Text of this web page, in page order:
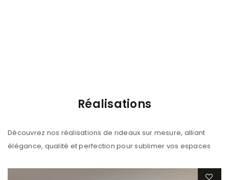
Réalisations
Découvrez nos réalisations de rideaux sur mesure, alliant
élégance, qualité et perfection pour sublimer vos espaces